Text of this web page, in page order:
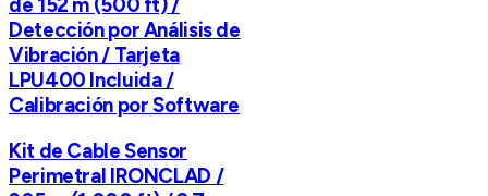
de 152 m (500 ft) /
Detección por Análisis de
Vibración / Tarjeta
LPU400 Incluida /
Calibración por Software
Kit de Cable Sensor
Perimetral IRONCLAD /